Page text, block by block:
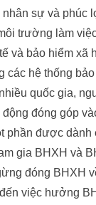
sự và phúc
trường làm
và bảo hiểm xã
các hệ thống
quốc gia,
đóng góp
phần được dành
gia BHXH và
đóng BHXH
việc hưởng